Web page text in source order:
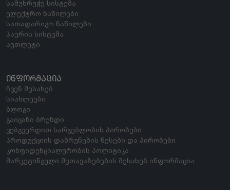
სამუხრუჭე სისტემა
ელექტრო ნაწილები
სათადარიგო ნაწილები
ჰაერის სისტემა
აუთლეტი
ᲘᲜᲤᲝᲠᲛᲐᲪᲘᲐ
ჩვენ შესახებ
სიახლეები
ბლოგი
გაიცანი ბრენდი
ვებგვერდით სარგებლობის პირობები
პროდუქციის დაბრუნების წესები და პირობები
კონფიდენციალურობის პოლიტიკა
მარკეტინგული შეთავაზებების შესახებ ინფორმაცია